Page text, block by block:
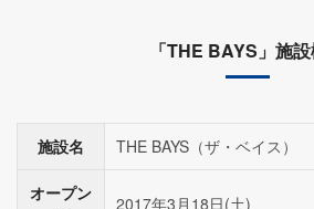
「THE BAYS」施
施設名 THE BAYS（ザ・ベイス）
オープン
2017年3月18日(土)